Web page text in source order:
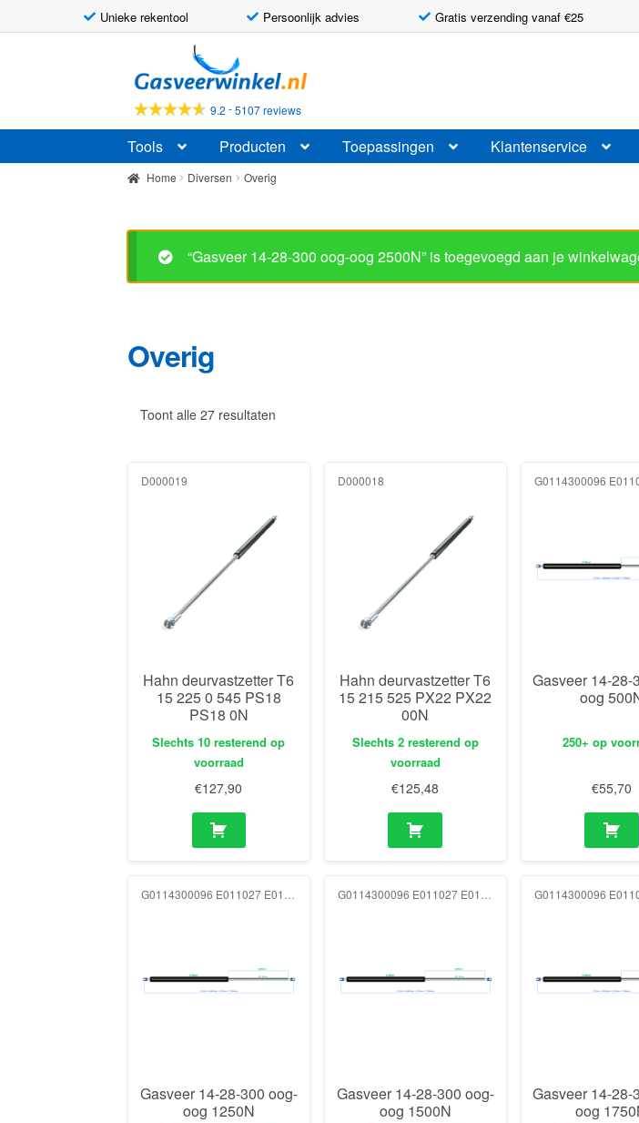
Unieke rekentool Persoonlijk advies Gratis verzending vanaf €25
door
naar
navigatie
naar
de
inhoud
9.2 -5107 reviews
Tools Producten Toepassingen Klantenservice
Home Diversen Overig
“Gasveer 14-28-300 oog-oog 2500N” is toegevoegd aan je
Overig
Toont alle 27 resultaten
D000019
Hahn deurvastzetter T6
15 225 0 545 PS18
PS18 0N
Slechts 10 resterend op
voorraad
€127,90
D000018
Hahn deurvastzetter T6
15 215 525 PX22 PX22
00N
Slechts 2 resterend op
voorraad
€125,48
Gasveer 14-28-
oog
250+ op
€55,70
Gasveer 14-28-300 oog-
oog 1250N
Gasveer 14-28-300 oog-
oog 1500N
Gasveer 14-28-
oog